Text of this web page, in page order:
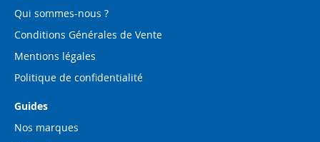
Qui sommes-nous ?
Conditions Générales de Vente
Mentions légales
Politique de confidentialité
Guides
Nos marques